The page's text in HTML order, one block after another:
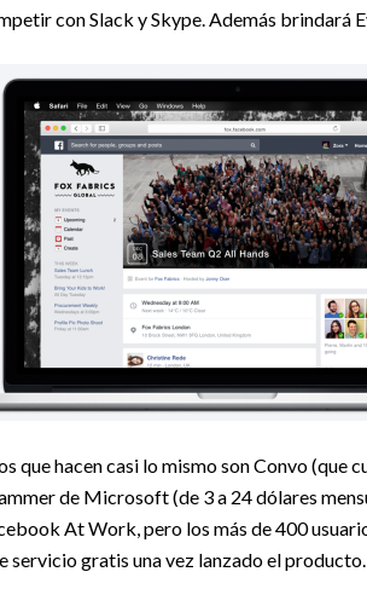
con Slack y Skype. Además brindará
que hacen casi lo mismo son Convo (que
de Microsoft (de 3 a 24 dólares
At Work, pero los más de 400
servicio gratis una vez lanzado el producto.